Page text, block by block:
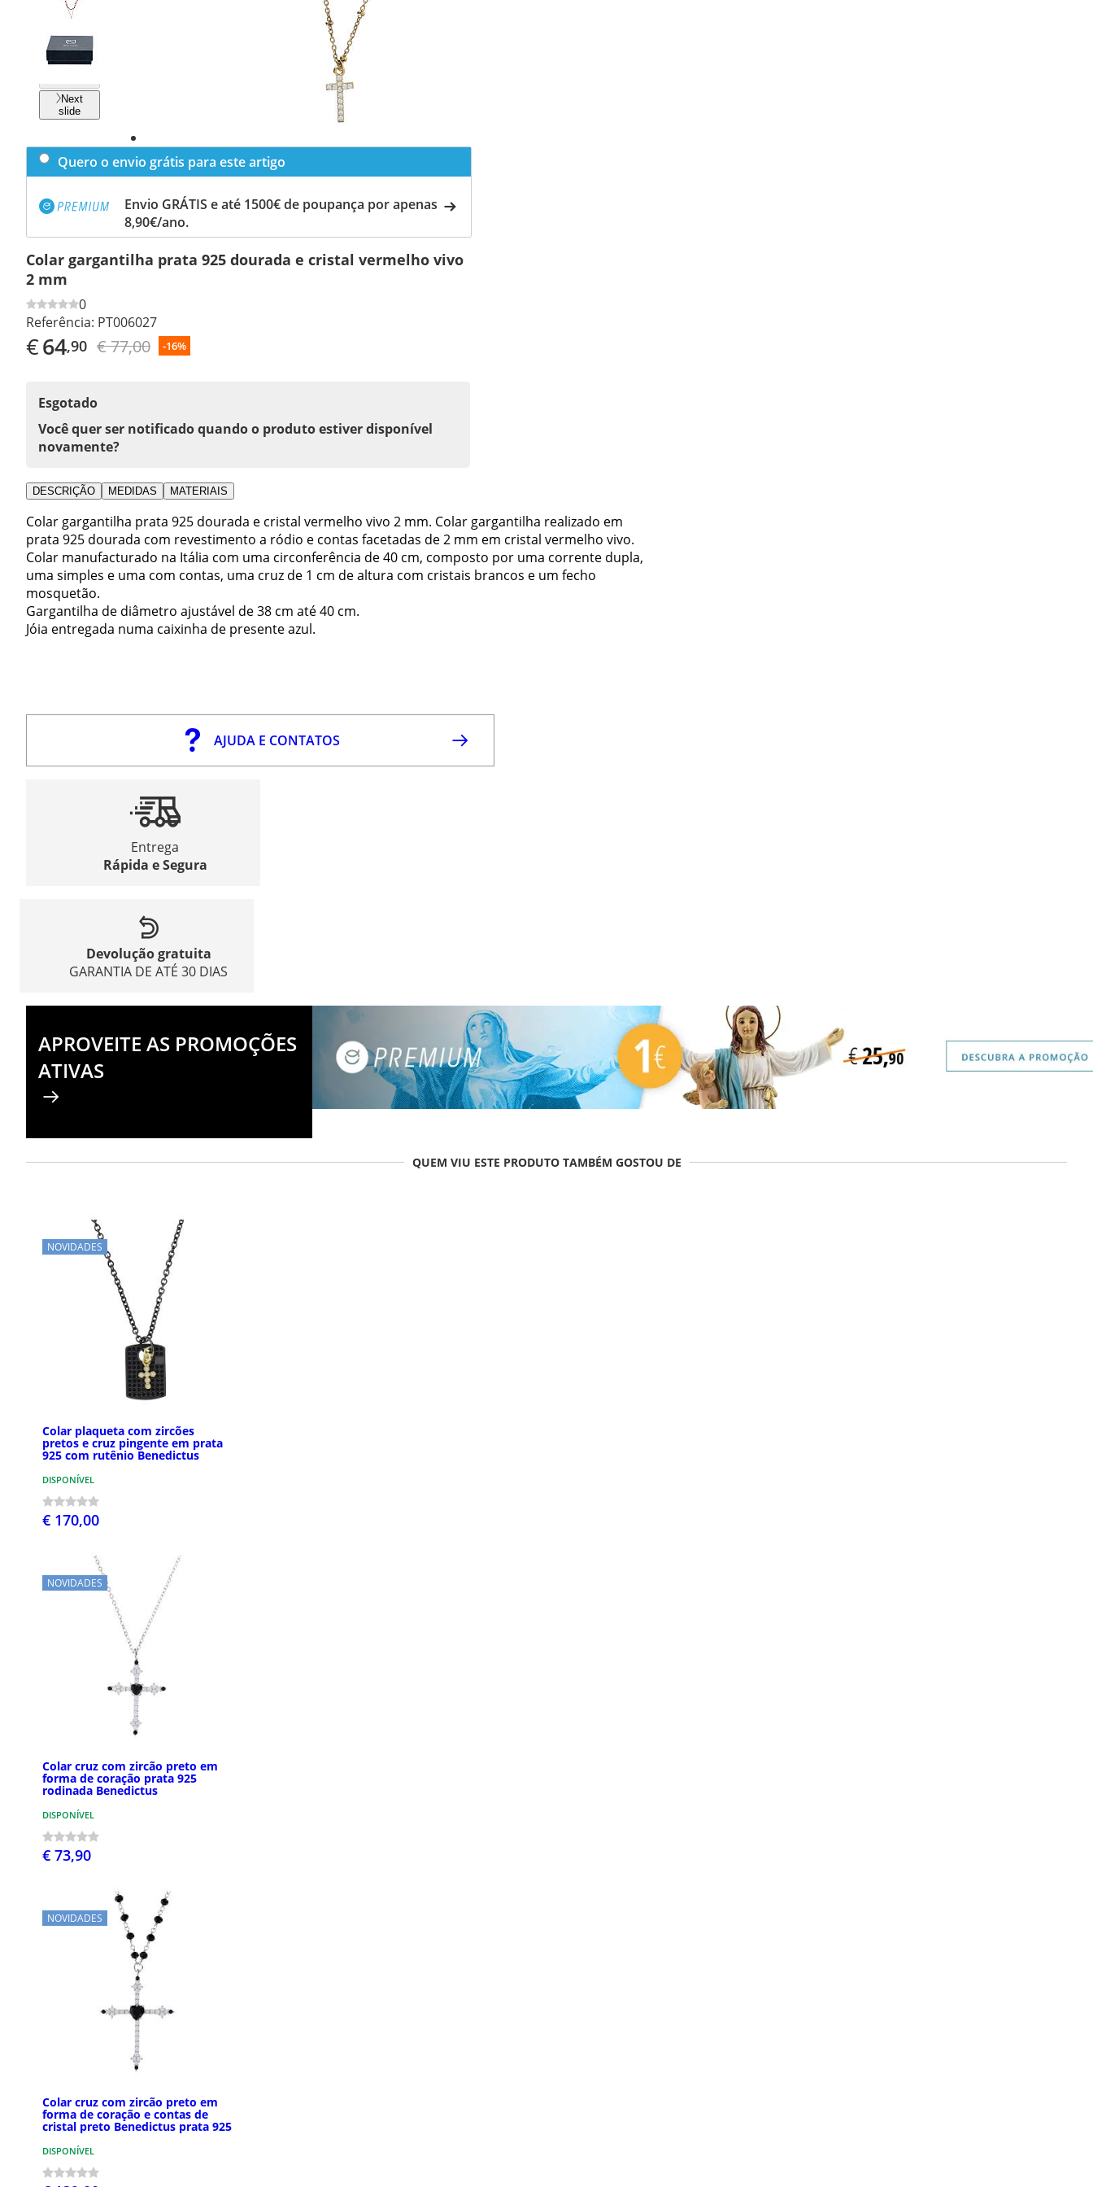
Previous
Next
slide
Quero o envio grátis para este artigo
Envio GRÁTIS e até 1500€ de poupança por apenas
8,90€/ano.
Colar gargantilha prata 925 dourada e cristal vermelho vivo
2 mm
0
Referência: PT006027
€64,90 € 77,00 -16%
Esgotado
Você quer ser notificado quando o produto estiver disponível
novamente?
DESCRIÇÃO MEDIDAS MATERIAIS
Colar gargantilha prata 925 dourada e cristal vermelho vivo 2 mm. Colar gargantilha realizado em
prata 925 dourada com revestimento a ródio e contas facetadas de 2 mm em cristal vermelho vivo.
Colar manufacturado na Itália com uma circonferência de 40 cm, composto por uma corrente dupla,
uma simples e uma com contas, uma cruz de 1 cm de altura com cristais brancos e um fecho
mosquetão.
Gargantilha de diâmetro ajustável de 38 cm até 40 cm.
Jóia entregada numa caixinha de presente azul.
AJUDA E CONTATOS
Entrega
Rápida e Segura
Devolução gratuita
GARANTIA DE ATÉ 30 DIAS
APROVEITE AS PROMOÇÕES
ATIVAS
QUEM VIU ESTE PRODUTO TAMBÉM GOSTOU DE
NOVIDADES
Colar plaqueta com zircões
pretos e cruz pingente em prata
925 com rutênio Benedictus
DISPONÍVEL
€ 170,00
NOVIDADES
Colar cruz com zircão preto em
forma de coração prata 925
rodinada Benedictus
DISPONÍVEL
€ 73,90
NOVIDADES
Colar cruz com zircão preto em
forma de coração e contas de
cristal preto Benedictus prata 925
DISPONÍVEL